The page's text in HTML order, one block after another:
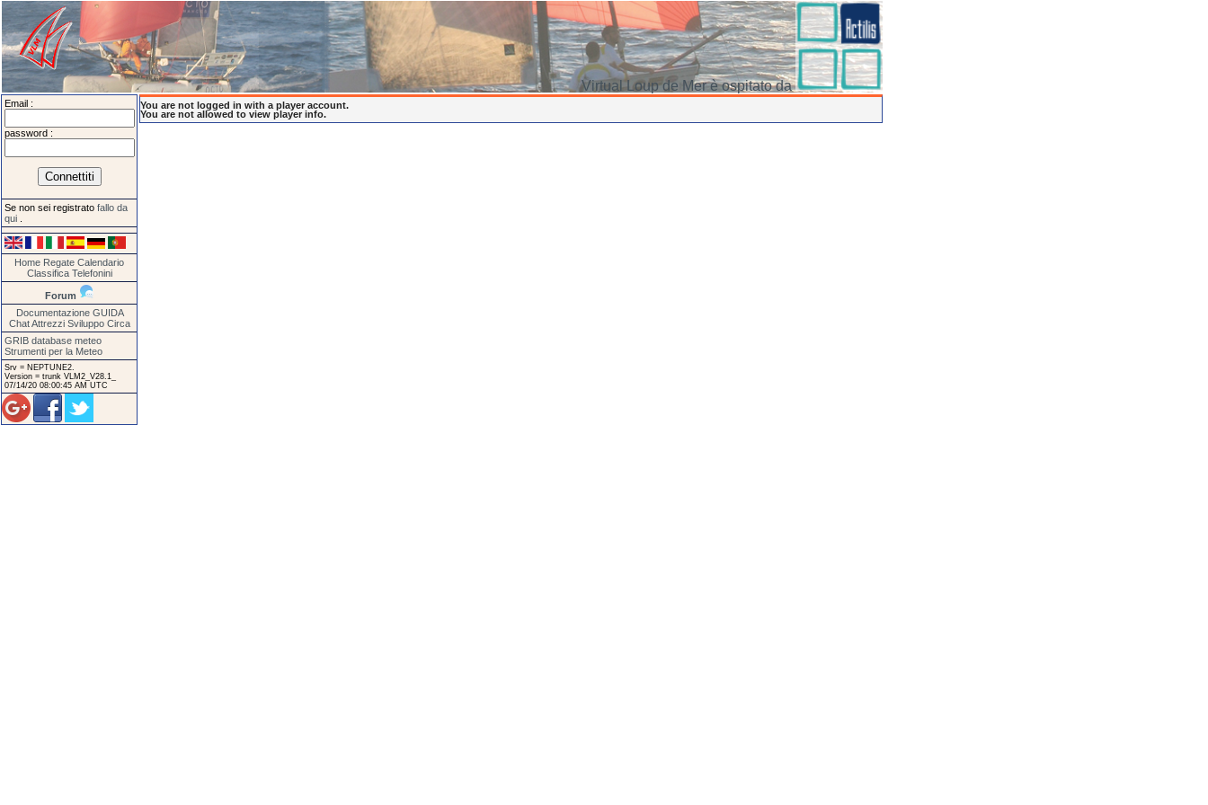
Virtual Loup de Mer è ospitato da
Email :
password :
Se non sei registrato fallo da
qui
Home Regate Calendario
Classifica Telefonini
Forum
Documentazione GUIDA
Chat Attrezzi Sviluppo Circa
GRIB database meteo
Strumenti per la Meteo
Srv = NEPTUNE2.
Version = trunk VLM2_V28.1_
07/14/20 08:00:45 AM UTC
You are not logged in with a player account.
You are not allowed to view player info.